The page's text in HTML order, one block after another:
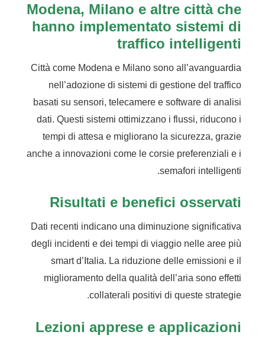
Modena, Milano e altre città che
hanno implementato sistemi di
traffico intelligenti
Città come Modena e Milano sono all’avanguardia
nell’adozione di sistemi di gestione del traffico
basati su sensori, telecamere e software di analisi
dati. Questi sistemi ottimizzano i flussi, riducono i
tempi di attesa e migliorano la sicurezza, grazie
anche a innovazioni come le corsie preferenziali e i
semafori intelligenti.
Risultati e benefici osservati
Dati recenti indicano una diminuzione significativa
degli incidenti e dei tempi di viaggio nelle aree più
smart d’Italia. La riduzione delle emissioni e il
miglioramento della qualità dell’aria sono effetti
collaterali positivi di queste strategie.
Lezioni apprese e applicazioni